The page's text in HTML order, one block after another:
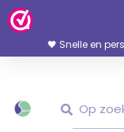
Ga
Naar
Inhoud
🖤 Snelle en